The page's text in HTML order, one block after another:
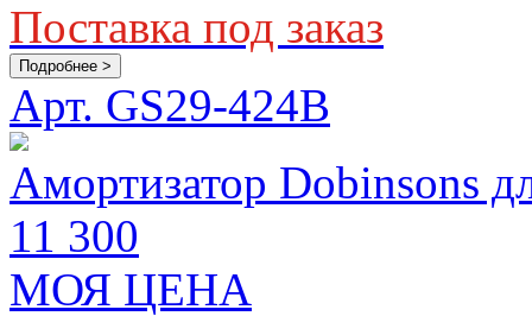
Поставка под заказ
Подробнее >
Арт. GS29-424B
Амортизатор Dobinsons
11 300
МОЯ ЦЕНА